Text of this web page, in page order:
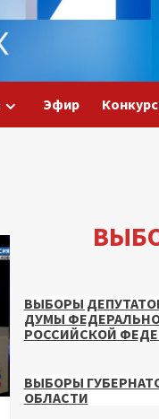
Эфир
ВЫБОРЫ
ДУМЫ
РОССИЙСКОЙ
ВЫБОРЫ
ОБЛАСТИ